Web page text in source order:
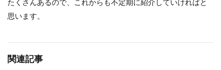
たくさんあるので、これからも不定期に紹介していければと
思います。
関連記事